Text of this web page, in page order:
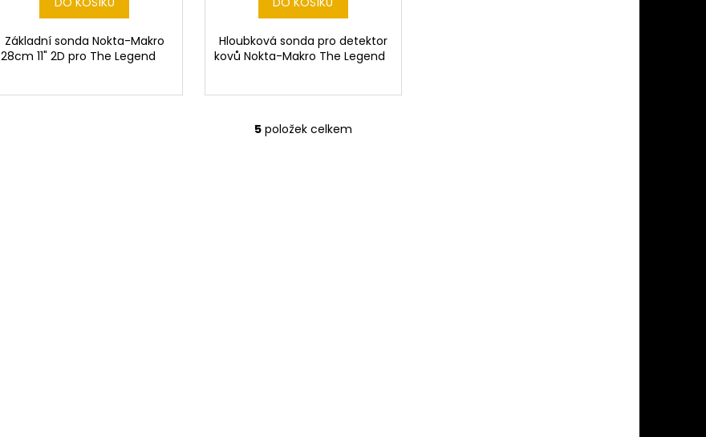
Základní sonda Nokta-Makro
28cm 11" 2D pro The Legend
Hloubková sonda pro detektor
kovů Nokta-Makro The Legend
O
5 položek celkem